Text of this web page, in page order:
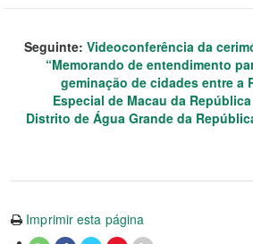
Seguinte: Videoconferência da
“Memorando de entendimento
geminação de cidades entre a
Especial de Macau da
Distrito de Água Grande da
Imprimir esta página